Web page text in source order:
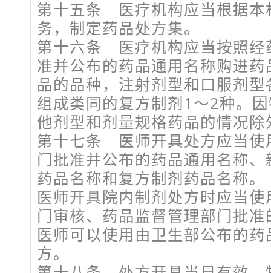
第十五条 医疗机构应当根据本
务，制定药品处方集。
第十六条 医疗机构应当按照经
准并公布的药品通用名称购进
品的品种，注射剂型和口服剂
组成类同的复方制剂1～2种。
他剂型和剂量规格药品的情况除
第十七条 医师开具处方应当使
门批准并公布的药品通用名称
药品名称和复方制剂药品名称。
医师开具院内制剂处方时应当
门审核、药品监督管理部门批准
医师可以使用由卫生部公布的
方。